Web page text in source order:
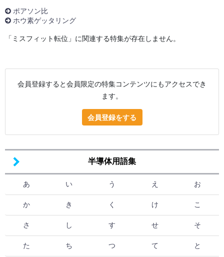
半導体用語集
あ い う え お
か き く け こ
さ し す せ そ
た ち つ て と
ポアソン比
ホウ素ゲッタリング
「ミスフィット転位」に関連する特集が存在しません。
会員登録すると会員限定の特集コンテンツにもアクセスでき
ます。
会員登録をする